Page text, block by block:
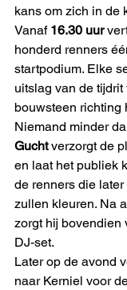
kans om zich in de
Vanaf 16.30 uur
honderd renners
startpodium. Elke
uitslag van de
bouwsteen richting
Niemand minder
Gucht verzorgt de
en laat het publiek
de renners die
zullen kleuren. Na
zorgt hij bovendien
DJ-set.
Later op de avond
naar Kerniel voor